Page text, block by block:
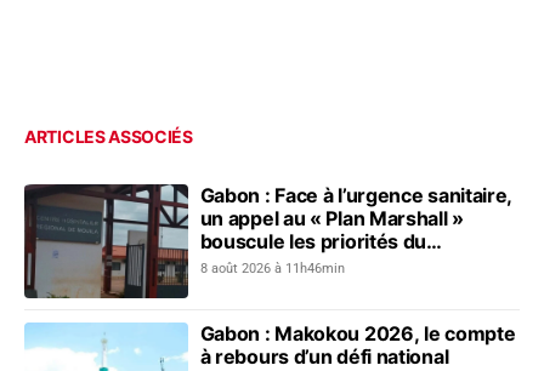
ARTICLES ASSOCIÉS
Gabon : Face à l’urgence sanitaire,
un appel au « Plan Marshall »
bouscule les priorités du
gouvernement
8 août 2026 à 11h46min
Gabon : Makokou 2026, le compte
à rebours d’un défi national